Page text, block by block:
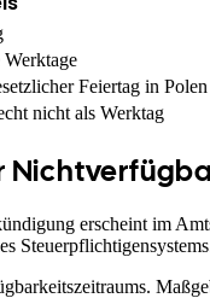
Werktage
Feiertag in Polen
nicht als Werktag
erscheint im